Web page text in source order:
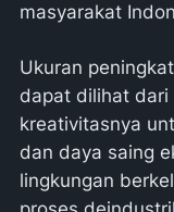
masyarakat
Ukuran
dapat dilihat dari
kreativitasnya
dan daya saing
lingkungan